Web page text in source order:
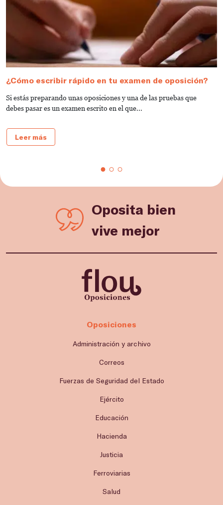
¿Cómo escribir rápido en tu examen de oposición?
Si estás preparando unas oposiciones y una de las pruebas que
debes pasar es un examen escrito en el que...
Leer más
Oposita bien
vive mejor
Oposiciones
Administración y archivo
Correos
Fuerzas de Seguridad del Estado
Ejército
Educación
Hacienda
Justicia
Ferroviarias
Salud